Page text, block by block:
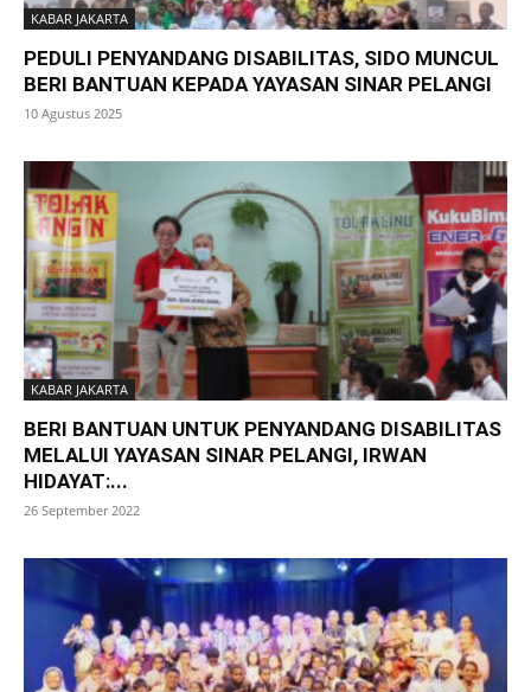
KABAR JAKARTA
PEDULI PENYANDANG DISABILITAS, SIDO MUNCUL
BERI BANTUAN KEPADA YAYASAN SINAR PELANGI
10 Agustus 2025
KABAR JAKARTA
BERI BANTUAN UNTUK PENYANDANG DISABILITAS
MELALUI YAYASAN SINAR PELANGI, IRWAN
HIDAYAT:...
26 September 2022